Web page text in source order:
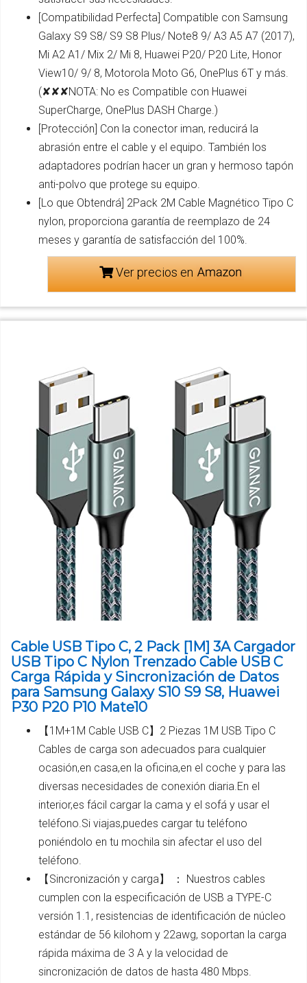
[Compatibilidad Perfecta] Compatible con Samsung
Galaxy S9 S8/ S9 S8 Plus/ Note8 9/ A3 A5 A7 (2017),
Mi A2 A1/ Mix 2/ Mi 8, Huawei P20/ P20 Lite, Honor
View10/ 9/ 8, Motorola Moto G6, OnePlus 6T y más.
(✘✘✘NOTA: No es Compatible con Huawei
SuperCharge, OnePlus DASH Charge.)
[Protección] Con la conector iman, reducirá la
abrasión entre el cable y el equipo. También los
adaptadores podrían hacer un gran y hermoso tapón
anti-polvo que protege su equipo.
[Lo que Obtendrá] 2Pack 2M Cable Magnético Tipo C
nylon, proporciona garantía de reemplazo de 24
meses y garantía de satisfacción del 100%.
Ver precios en
Cable USB Tipo C, 2 Pack [1M] 3A Cargador
USB Tipo C Nylon Trenzado Cable USB C
Carga Rápida y Sincronización de Datos
para Samsung Galaxy S10 S9 S8, Huawei
P30 P20 P10 Mate10
【1M+1M Cable USB C】2 Piezas 1M USB Tipo C
Cables de carga son adecuados para cualquier
ocasión,en casa,en la oficina,en el coche y para las
diversas necesidades de conexión diaria.En el
interior,es fácil cargar la cama y el sofá y usar el
teléfono.Si viajas,puedes cargar tu teléfono
poniéndolo en tu mochila sin afectar el uso del
teléfono.
【Sincronización y carga】 ： Nuestros cables
cumplen con la especificación de USB a TYPE-C
versión 1.1, resistencias de identificación de núcleo
estándar de 56 kilohom y 22awg, soportan la carga
rápida máxima de 3 A y la velocidad de
sincronización de datos de hasta 480 Mbps.